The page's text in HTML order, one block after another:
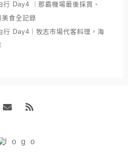
行 Day4 ｜那霸機場最後採買、
食全記錄
行 Day4｜牧志市場代客料理，海